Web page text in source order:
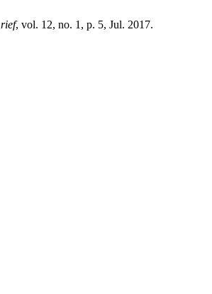
rief, vol. 12, no. 1, p. 5, Jul. 2017.